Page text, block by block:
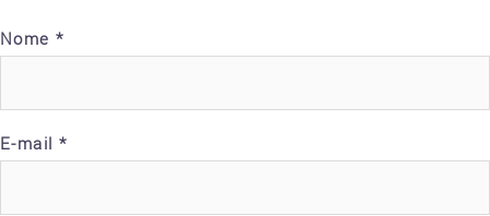
Nome *
E-mail *